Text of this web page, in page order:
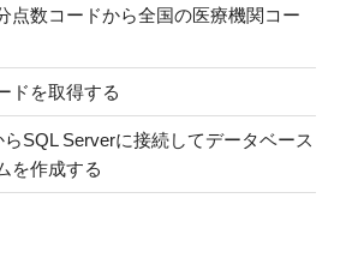
点数コードから全国の医療機関コー
ドを取得する
SQL Serverに接続してデータベース
を作成する